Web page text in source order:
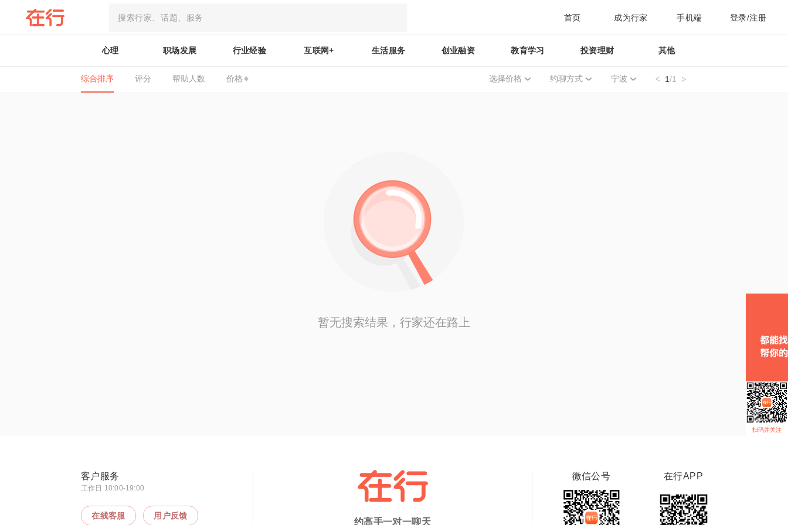
首页 成为行家 手机端 登录/注册
心理 职场发展 行业经验 互联网+ 生活服务 创业融资 教育学习 投资理财 其他
综合排序 评分 帮助人数 价格 选择价格 约聊方式 宁波 1/1
暂无搜索结果，行家还在路上
扫码并关注
客户服务
工作日 10:00-19:00
在线客服 用户反馈
约高手一对一聊天
微信公号 在行APP